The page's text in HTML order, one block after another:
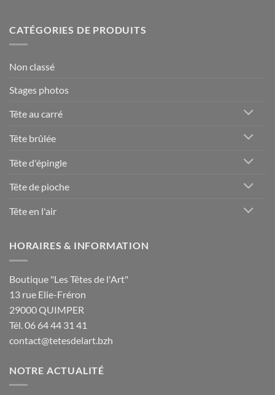
CATÉGORIES DE PRODUITS
Non classé
Stages photos
Tête au carré
Tête brûlée
Tête d'épingle
Tête de pioche
Tête en l'air
HORAIRES & INFORMATION
Boutique "Les Têtes de l'Art"
13 rue Elie-Fréron
29000 QUIMPER
Tél. 06 64 44 31 41
contact@tetesdelart.bzh
NOTRE ACTUALITÉ